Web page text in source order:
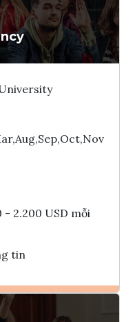
vấn Interlink
- 2.200 USD mỗi
tin